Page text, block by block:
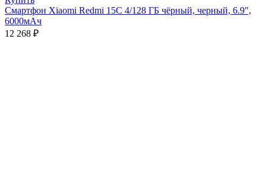
Смартфон Xiaomi Redmi 15C 4/128 ГБ чёрный, черный, 6.9″,
6000мАч
12 268 ₽